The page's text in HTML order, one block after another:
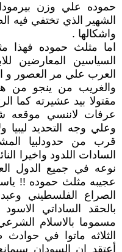
حموده علي وزن
الشهير الذي تختفي فيه
واشكالها .
اما مثلث حموده فهذا
السياسين المعارضين
العرب علي مر العصور و
والغريب من ينجو من
مقتولا بيد عشيرته كما
عرفات لاننسي موقعه
وعلي وجه التحديد
قرب من حدودلبيا
السادات اللدود واخيرا
نوعه في جميع الدول
عجيبه مثلث حموده !!
الصراع الفلسطيني
بالحقد الساداتي
مسموما بالاسلام
الثلاثه ماتوا في
أعتقد ان السودان